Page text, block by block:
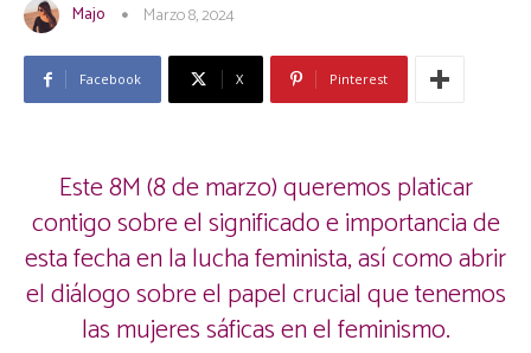
Majo Marzo 8, 2024
Facebook X Pinterest
Este 8M (8 de marzo) queremos platicar
contigo sobre el significado e importancia de
esta fecha en la lucha feminista, así como abrir
el diálogo sobre el papel crucial que tenemos
las mujeres sáficas en el feminismo.